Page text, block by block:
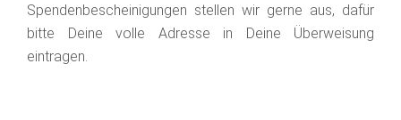
Spendenbescheinigungen stellen wir gerne aus, dafür
bitte Deine volle Adresse in Deine Überweisung
eintragen.